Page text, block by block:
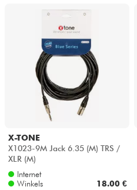
X-TONE
X1023-9M Jack 6.35 (M) TRS /
XLR (M)
Internet
Winkels
18.00 €